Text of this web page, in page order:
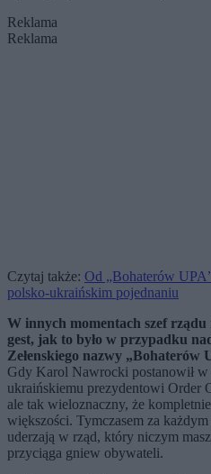
Reklama
Reklama
Czytaj także: Od „Bohaterów
polsko-ukraińskim pojednaniu
W innych momentach szef
gest, jak to było w przypadku
Zełenskiego nazwy „Bohaterów
Gdy Karol Nawrocki postanowił
ukraińskiemu prezydentowi Order
ale tak wieloznaczny, że
większości. Tymczasem za
uderzają w rząd, który niczym
przyciąga gniew obywateli.